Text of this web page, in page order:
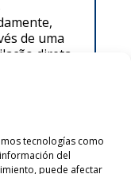
tecnologías como
del
puede afectar
de uma
direta
ou
lentamente,
de um